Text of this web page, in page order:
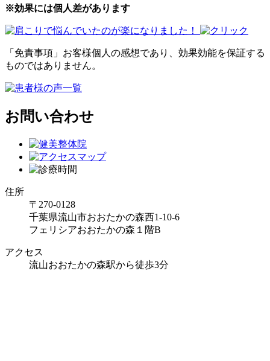
※効果には個人差があります
「免責事項」お客様個人の感想であり、効果効能を保証する
ものではありません。
お問い合わせ
住所
〒270-0128
千葉県流山市おおたかの森西1-10-6
フェリシアおおたかの森１階B
アクセス
流山おおたかの森駅から徒歩3分